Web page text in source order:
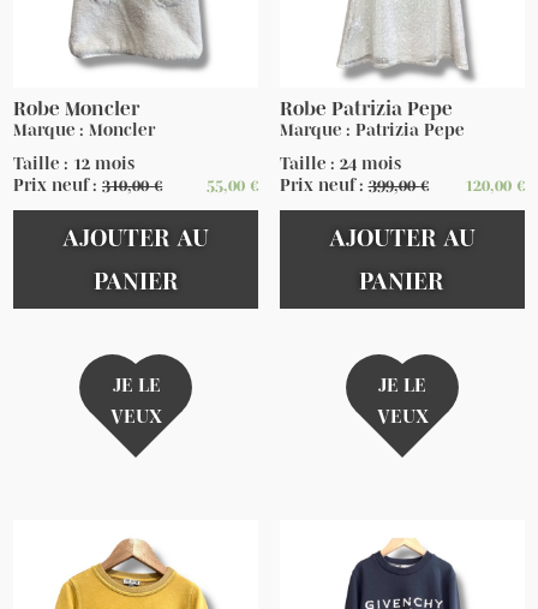
Robe Moncler
Marque : Moncler
Taille : 12 mois
Prix neuf :310,00€ 55,00 €
AJOUTER AU
PANIER
JE LE
VEUX
Robe Patrizia Pepe
Marque : Patrizia Pepe
Taille : 24 mois
Prix neuf :399,00€ 120,00 €
AJOUTER AU
PANIER
JE LE
VEUX